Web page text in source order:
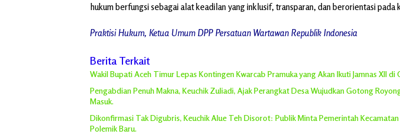
hukum berfungsi sebagai alat keadilan yang inklusif, transparan, dan berorientasi pada
Praktisi Hukum, Ketua Umum DPP Persatuan Wartawan Republik Indonesia
Berita Terkait
Wakil Bupati Aceh Timur Lepas Kontingen Kwarcab Pramuka yang Akan Ikuti Jamnas XII di
Pengabdian Penuh Makna, Keuchik Zuliadi, Ajak Perangkat Desa Wujudkan Gotong
Masuk.
Dikonfirmasi Tak Digubris, Keuchik Alue Teh Disorot: Publik Minta Pemerintah Kecamatan
Polemik Baru.